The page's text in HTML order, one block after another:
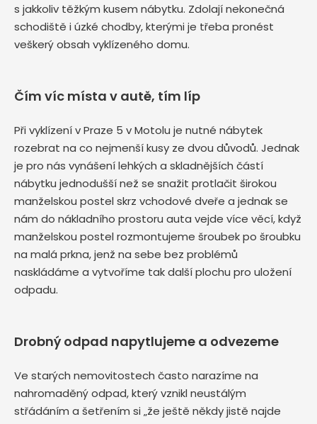
s jakkoliv těžkým kusem nábytku. Zdolají nekonečná
schodiště i úzké chodby, kterými je třeba pronést
veškerý obsah vyklízeného domu.
Čím víc místa v autě, tím líp
Při vyklízení v Praze 5 v Motolu je nutné nábytek
rozebrat na co nejmenší kusy ze dvou důvodů. Jednak
je pro nás vynášení lehkých a skladnějších částí
nábytku jednodušší než se snažit protlačit širokou
manželskou postel skrz vchodové dveře a jednak se
nám do nákladního prostoru auta vejde více věcí, když
manželskou postel rozmontujeme šroubek po šroubku
na malá prkna, jenž na sebe bez problémů
naskládáme a vytvoříme tak další plochu pro uložení
odpadu.
Drobný odpad napytlujeme a odvezeme
Ve starých nemovitostech často narazíme na
nahromaděný odpad, který vznikl neustálým
střádáním a šetřením si „že ještě někdy jistě najde